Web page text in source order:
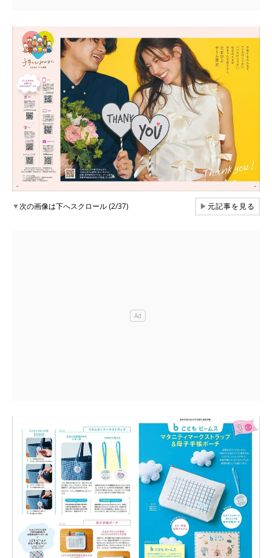
▼次の画像は下へスクロール (2/37) ▶元記事を見る